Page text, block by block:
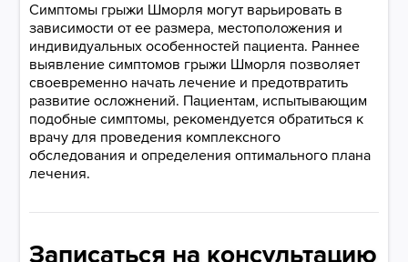
Симптомы грыжи Шморля могут варьировать в
зависимости от ее размера, местоположения и
индивидуальных особенностей пациента. Раннее
выявление симптомов грыжи Шморля позволяет
своевременно начать лечение и предотвратить
развитие осложнений. Пациентам, испытывающим
подобные симптомы, рекомендуется обратиться к
врачу для проведения комплексного
обследования и определения оптимального плана
лечения.
Записаться на консультацию